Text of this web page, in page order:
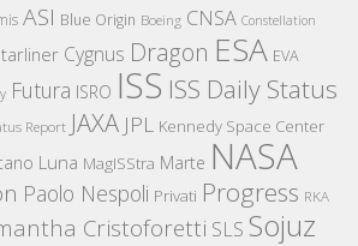
ASI Blue Origin Boeing CNSA Constellation
Cygnus Dragon ESA EVA
Futura ISRO ISS ISS Daily Status
Report JAXA JPL Kennedy Space Center
Luna MagISStra Marte NASA
Paolo Nespoli Privati Progress RKA
Cristoforetti SLS Sojuz